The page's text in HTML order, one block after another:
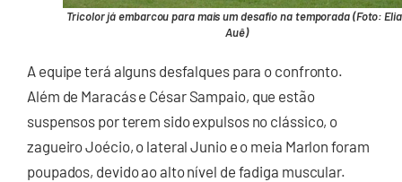
Tricolor já embarcou para mais um desafio na temporada (Foto:
Auê)
A equipe terá alguns desfalques para o confronto.
Além de Maracás e César Sampaio, que estão
suspensos por terem sido expulsos no clássico, o
zagueiro Joécio, o lateral Junio e o meia Marlon foram
poupados, devido ao alto nível de fadiga muscular.